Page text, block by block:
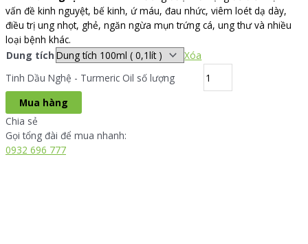
vấn đề kinh nguyệt, bế kinh, ứ máu, đau nhức, viêm loét dạ dày,
điều trị ung nhọt, ghẻ, ngăn ngừa mụn trứng cá, ung thư và nhiều
loại bệnh khác.
Dung tích
Xóa
Tinh Dầu Nghệ - Turmeric Oil số lượng
Mua hàng
Chia sẻ
Gọi tổng đài để mua nhanh:
0932 696 777